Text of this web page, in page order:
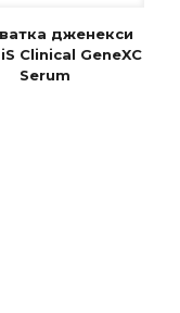
дженекси
Clinical GeneXC
Serum